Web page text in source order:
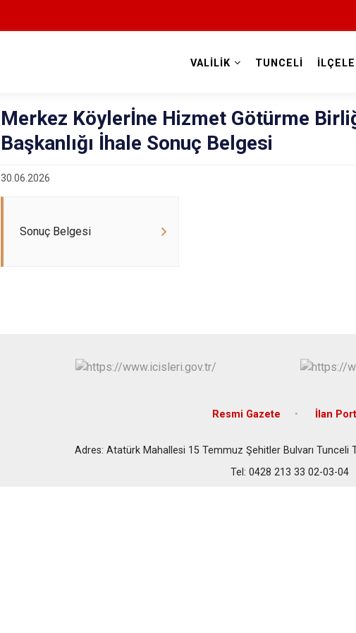
VALİLİK TUNCELİ
Merkez Köylerİne Hizmet Götürme
Başkanlığı İhale Sonuç Belgesi
30.06.2026
Sonuç Belgesi
Resmi Gazete İlan
Adres: Atatürk Mahallesi 15 Temmuz Şehitler Bulvarı Tunceli
Tel: 0428 213 33 02-03-04